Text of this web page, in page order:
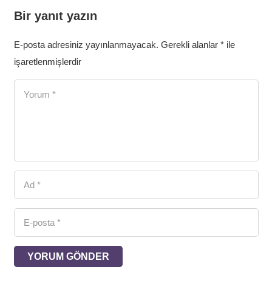
Bir yanıt yazın
E-posta adresiniz yayınlanmayacak. Gerekli alanlar *ile
işaretlenmişlerdir
YORUM GÖNDER